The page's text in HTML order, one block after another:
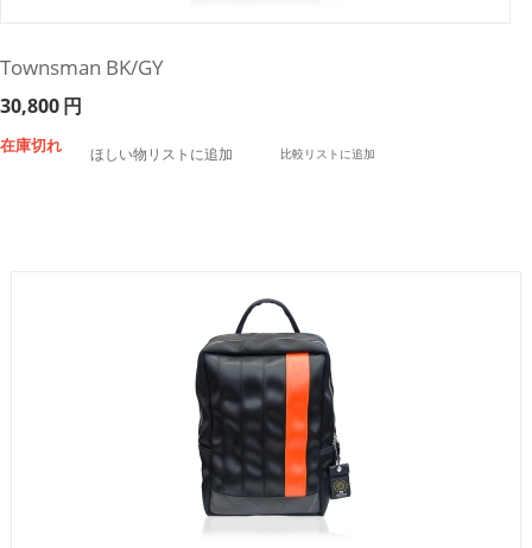
Townsman BK/GY
30,800円
在庫切れ ほしい物リストに追加 比較リストに追加